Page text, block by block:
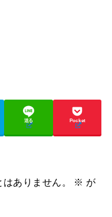
送る Pocket
ありません。 ※ が